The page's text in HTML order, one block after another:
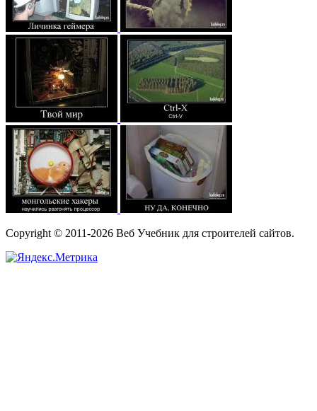
Copyright © 2011-2026 Веб Учебник для строителей сайтов.